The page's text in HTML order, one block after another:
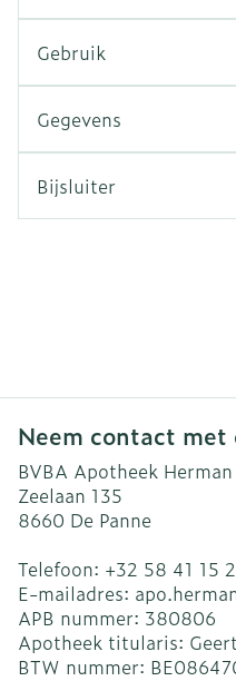
Gebruik
Gegevens
Bijsluiter
Neem contact met
BVBA Apotheek
Zeelaan 135
8660 De Panne
Telefoon: +32 58 41 15
E-mailadres:
APB nummer: 380806
Apotheek titularis:
BTW nummer: